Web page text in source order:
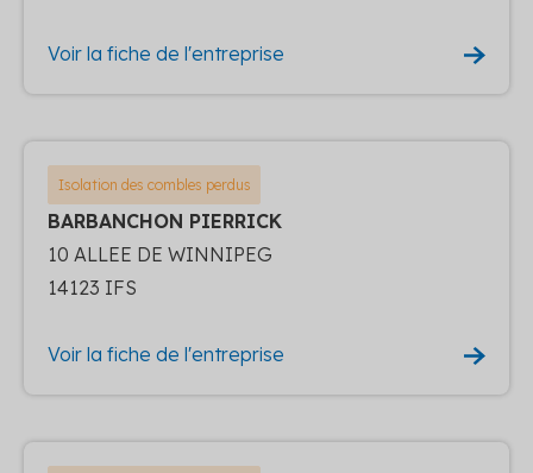
Voir la fiche de l'entreprise
Isolation des combles perdus
BARBANCHON PIERRICK
10 ALLEE DE WINNIPEG
14123 IFS
Voir la fiche de l'entreprise